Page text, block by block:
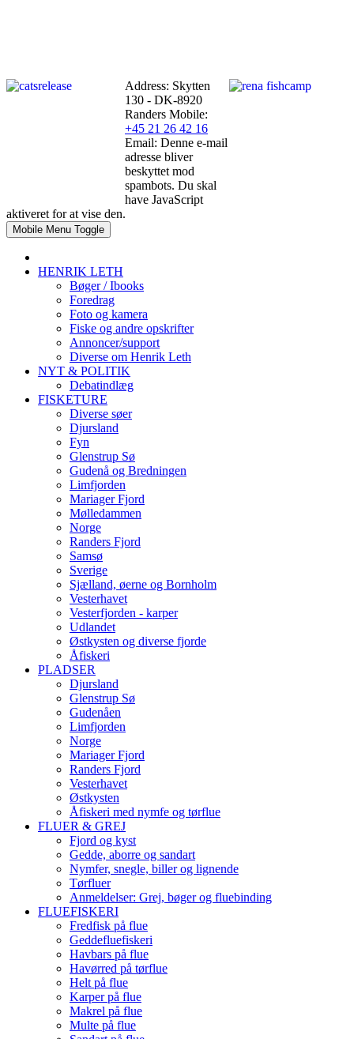
Address: Skytten
130 - DK-8920
Randers Mobile:
+45 21 26 42 16
Email: Denne e-mail
adresse bliver
beskyttet mod
spambots. Du skal
have JavaScript
aktiveret for at vise den.
Mobile Menu Toggle
HENRIK LETH
Bøger / Ibooks
Foredrag
Foto og kamera
Fiske og andre opskrifter
Annoncer/support
Diverse om Henrik Leth
NYT & POLITIK
Debatindlæg
FISKETURE
Diverse søer
Djursland
Fyn
Glenstrup Sø
Gudenå og Bredningen
Limfjorden
Mariager Fjord
Mølledammen
Norge
Randers Fjord
Samsø
Sverige
Sjælland, øerne og Bornholm
Vesterhavet
Vesterfjorden - karper
Udlandet
Østkysten og diverse fjorde
Åfiskeri
PLADSER
Djursland
Glenstrup Sø
Gudenåen
Limfjorden
Norge
Mariager Fjord
Randers Fjord
Vesterhavet
Østkysten
Åfiskeri med nymfe og tørflue
FLUER & GREJ
Fjord og kyst
Gedde, aborre og sandart
Nymfer, snegle, biller og lignende
Tørfluer
Anmeldelser: Grej, bøger og fluebinding
FLUEFISKERI
Fredfisk på flue
Geddefluefiskeri
Havbars på flue
Havørred på tørflue
Helt på flue
Karper på flue
Makrel på flue
Multe på flue